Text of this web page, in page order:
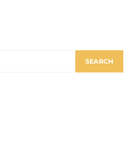
SEARCH